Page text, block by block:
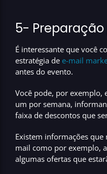
5-
É interessante que você
estratégia de e-mail
antes do evento.
Você pode, por exemplo,
um por semana,
faixa de descontos que
Existem informações
mail como por exemplo,
algumas ofertas que